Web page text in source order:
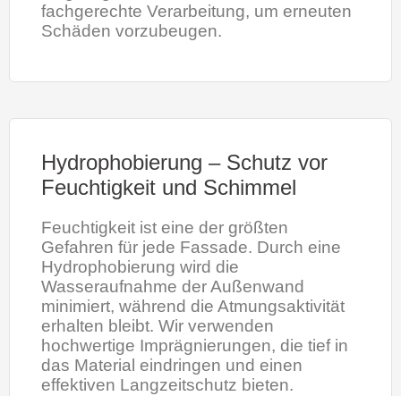
fachgerechte Verarbeitung, um erneuten
Schäden vorzubeugen.
Hydrophobierung – Schutz vor
Feuchtigkeit und Schimmel
Feuchtigkeit ist eine der größten
Gefahren für jede Fassade. Durch eine
Hydrophobierung wird die
Wasseraufnahme der Außenwand
minimiert, während die Atmungsaktivität
erhalten bleibt. Wir verwenden
hochwertige Imprägnierungen, die tief in
das Material eindringen und einen
effektiven Langzeitschutz bieten.